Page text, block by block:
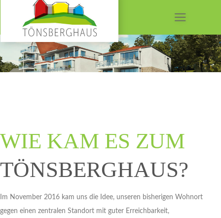
content
WIE KAM ES ZUM
TÖNSBERGHAUS?
Im November 2016 kam uns die Idee, unseren bisherigen Wohnort
gegen einen zentralen Standort mit guter Erreichbarkeit,